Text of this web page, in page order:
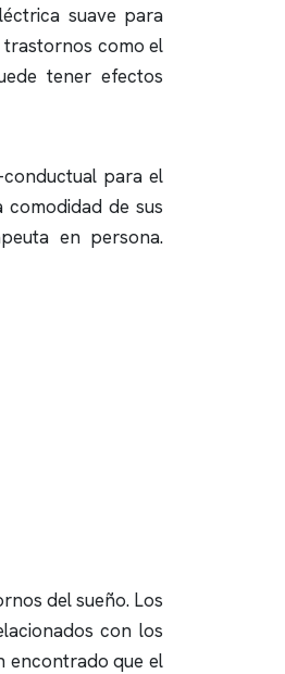
suave para
trastornos como el
tener efectos
para el
comodidad de sus
en persona.
del sueño. Los
con los
encontrado que el